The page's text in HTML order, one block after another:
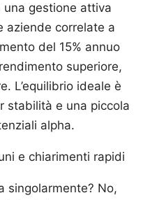
gestione attiva
aziende correlate a
del 15% annuo
superiore,
L’equilibrio ideale è
stabilità e una piccola
alpha.
e chiarimenti rapidi
singolarmente? No,